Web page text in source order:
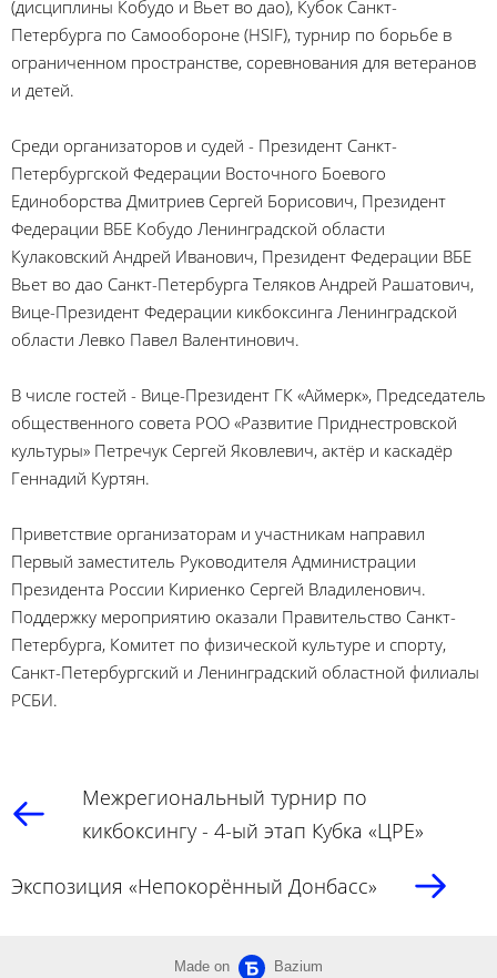
(дисциплины Кобудо и Вьет во дао), Кубок Санкт-
Петербурга по Самообороне (HSIF), турнир по борьбе в
ограниченном пространстве, соревнования для ветеранов
и детей.
Среди организаторов и судей - Президент Санкт-
Петербургской Федерации Восточного Боевого
Единоборства Дмитриев Сергей Борисович, Президент
Федерации ВБЕ Кобудо Ленинградской области
Кулаковский Андрей Иванович, Президент Федерации ВБЕ
Вьет во дао Санкт-Петербурга Теляков Андрей Рашатович,
Вице-Президент Федерации кикбоксинга Ленинградской
области Левко Павел Валентинович.
В числе гостей - Вице-Президент ГК «Аймерк», Председатель
общественного совета РОО «Развитие Приднестровской
культуры» Петречук Сергей Яковлевич, актёр и каскадёр
Геннадий Куртян.
Приветствие организаторам и участникам направил
Первый заместитель Руководителя Администрации
Президента России Кириенко Сергей Владиленович.
Поддержку мероприятию оказали Правительство Санкт-
Петербурга, Комитет по физической культуре и спорту,
Санкт-Петербургский и Ленинградский областной филиалы
РСБИ.
Межрегиональный турнир по
кикбоксингу - 4-ый этап Кубка «ЦРЕ»
Экспозиция «Непокорённый Донбасс»
Made on Bazium